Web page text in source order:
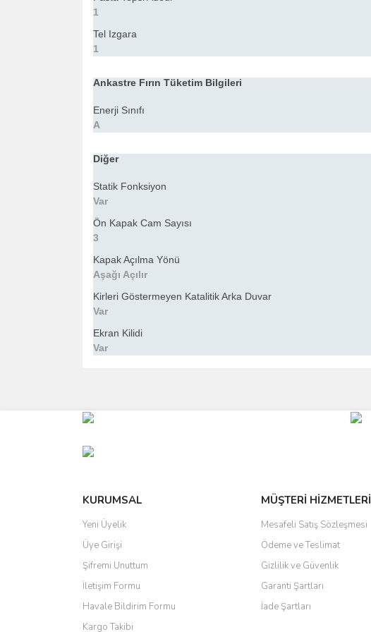
1
Tel Izgara
1
Ankastre Fırın Tüketim Bilgileri
Enerji Sınıfı
A
Diğer
Statik Fonksiyon
Var
Ön Kapak Cam Sayısı
3
Kapak Açılma Yönü
Aşağı Açılır
Kirleri Göstermeyen Katalitik Arka Duvar
Var
Ekran Kilidi
Var
Ürün fiyatı diğer sitelerden daha pahalı.
KURUMSAL
Yeni Üyelik
Üye Girişi
Şifremi Unuttum
İletişim Formu
Havale Bildirim Formu
Kargo Takibi
MÜŞTERİ HİZMETLERİ
Mesafeli Satış Sözleşmesi
Ödeme ve Teslimat
Gizlilik ve Güvenlik
Garanti Şartları
İade Şartları